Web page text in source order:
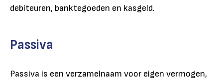
debiteuren, banktegoeden en kasgeld.
Passiva
Passiva is een verzamelnaam voor eigen vermogen,